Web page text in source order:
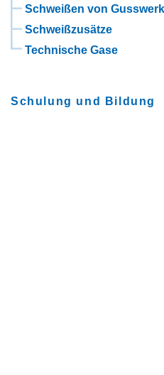
Schweißen von
Schweißzusätze
Technische Gase
Schulung und Bildung